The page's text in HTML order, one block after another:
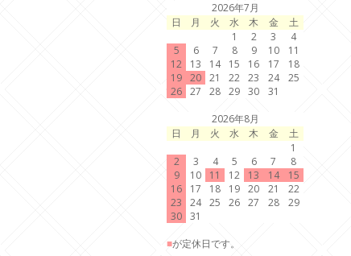
2026年7月
日
月 火 水 木 金
土
1
2 3
4
5
6 7 8 9 10
11
12
13 14 15 16 17
18
19 20 21 22 23 24
25
26 27 28 29 30
31
2026年8月
日
月 火 水 木 金
土
1
2
3 4 5 6 7
8
9
10 11 12 13 14
15
16
17 18 19 20 21
22
23
24 25 26 27 28
29
30 31
■が定休日です。